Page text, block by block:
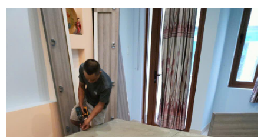
công nghiệp, đặc biệt là các dòng tủ quần áo kịch trần thiết kế sát
trần kịch sàn luôn là món nội thất chiếm diện tích lớn và có giá trị
cao. Việc tháo dỡ và lắp đặt lại các hệ tủ phức tạp này đòi hỏi tay
nghề mộc chuyên nghiệp cùng sự tỉ mỉ tuyệt đối để tránh làm hư
hỏng phôi gỗ hay biến dạng kết cấu. Chuyển nhà Khôi Nguyên
mang đến dịch vụ tháo ráp tủ gỗ và tủ áo kịch trần chuyên nghiệp
tại khu vực Hóc Môn, giải phóng hoàn toàn nỗi lo lắng cho gia đình
bạn trong ngày dời tổ ấm. Quý khách hàng cần khảo sát khối lượng
đồ đạc và nhận bảng báo giá tốt nhất hãy gọi ngay hotline hỗ trợ
liên tục 24 trên 7 qua số 0913 371 378 hoặc 0972 366 628 để nhận
phản hồi siêu tốc từ đội ngũ Khôi Nguyên.